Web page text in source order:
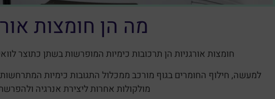
מה הן חומצות
חומצות אורגניות הן תרכובות כימיות המופרשות בשתן כתוצר
למעשה, חילוף החומרים בגוף מורכב ממכלול התגובות כימיות
מולקולות אחרות ליצירת אנרגיה